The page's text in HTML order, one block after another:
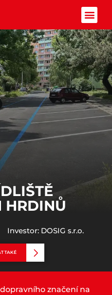
Investor: DOSIG s.r.o.
HRDINŮ
TAKÉ
značení na